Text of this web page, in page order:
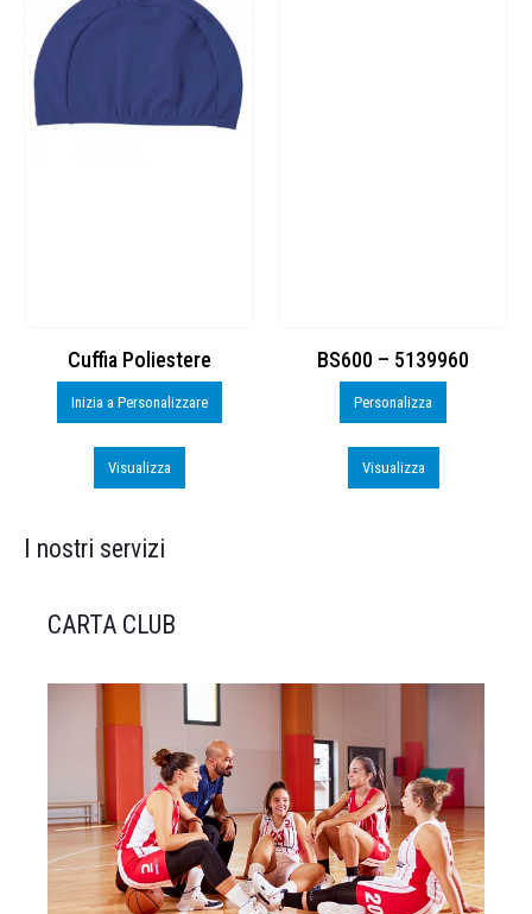
Cuffia Poliestere
Inizia a Personalizzare
Visualizza
BS600 – 5139960
Personalizza
Visualizza
I nostri servizi
CARTA CLUB